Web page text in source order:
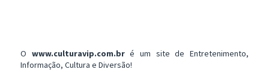
O www.culturavip.com.bré um site de Entretenimento,
Informação, Cultura e Diversão!